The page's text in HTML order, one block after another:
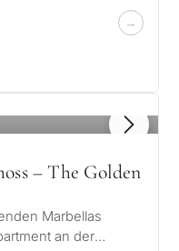
– The Golden
Marbellas
an der